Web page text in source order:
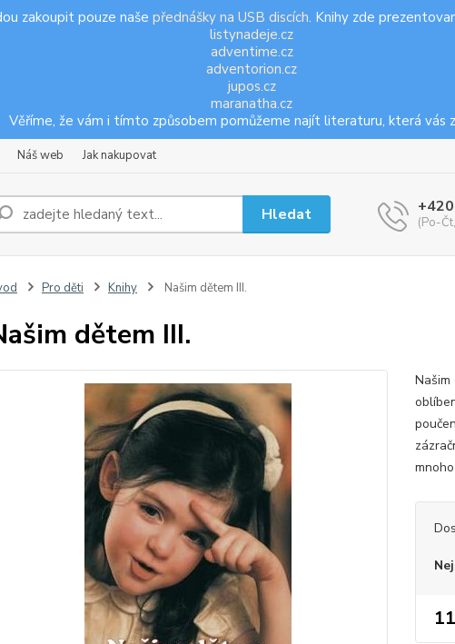
zakoupit pouze naše přednášky na USB discích. Knihy zde
listynadeje.cz
adventime.cz
adventorion.cz
jupos.cz
maranatha.cz
Věříme, že vám i tímto způsobem pomůžeme najít literaturu, která vás
Náš web Jak nakupovat
Hledat (Po-
Pro děti Knihy Našim dětem III.
dětem III.
Našim